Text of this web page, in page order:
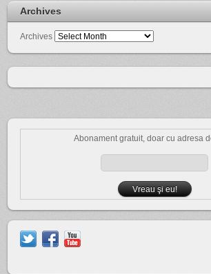
Archives
Archives
Abonament gratuit, doar cu adresa